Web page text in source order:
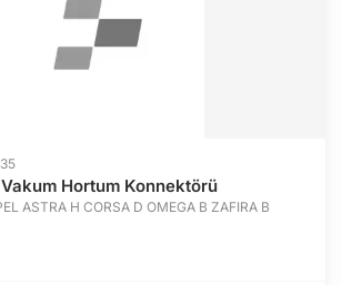
Hortum Konnektörü
ASTRA H CORSA D OMEGA B ZAFIRA B